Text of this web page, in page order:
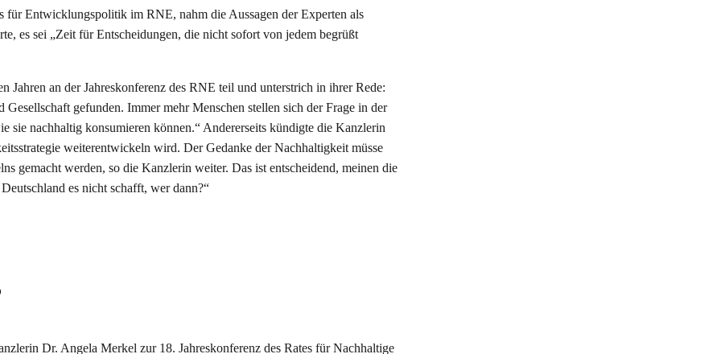
für Entwicklungspolitik im RNE, nahm die Aussagen der Experten als
es sei „Zeit für Entscheidungen, die nicht sofort von jedem begrüßt
an der Jahreskonferenz des RNE teil und unterstrich in ihrer Rede:
gefunden. Immer mehr Menschen stellen sich der Frage in der
sie nachhaltig konsumieren können.“ Andererseits kündigte die Kanzlerin
weiterentwickeln wird. Der Gedanke der Nachhaltigkeit müsse
gemacht werden, so die Kanzlerin weiter. Das ist entscheidend, meinen die
es nicht schafft, wer dann?“
Dr. Angela Merkel zur 18. Jahreskonferenz des Rates für Nachhaltige